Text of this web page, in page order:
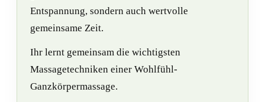
Entspannung, sondern auch wertvolle
gemeinsame Zeit.
Ihr lernt gemeinsam die wichtigsten
Massagetechniken einer Wohlfühl-
Ganzkörpermassage.